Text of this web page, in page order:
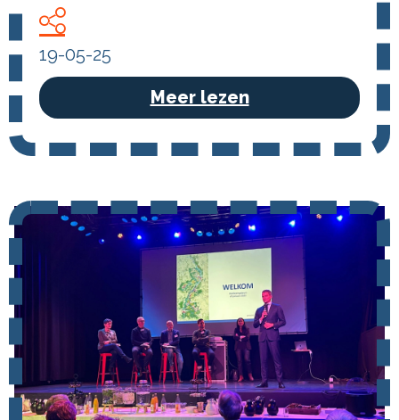
Meer lezen
19-05-25